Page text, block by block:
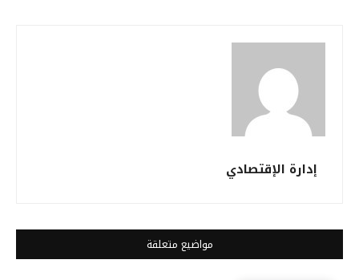
إدارة الإقتصادي
مواضيع متعلقة